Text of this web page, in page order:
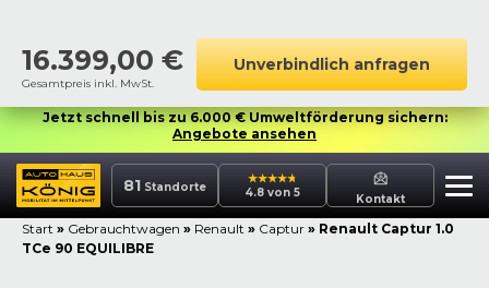
16.399,00 €
Gesamtpreis inkl. MwSt.
Unverbindlich anfragen
Jetzt schnell bis zu 6.000 € Umweltförderung sichern:
Angebote ansehen
81 Standorte 4.8 von 5 Kontakt
Start » Gebrauchtwagen » Renault » Captur » Renault Captur 1.0
TCe 90 EQUILIBRE